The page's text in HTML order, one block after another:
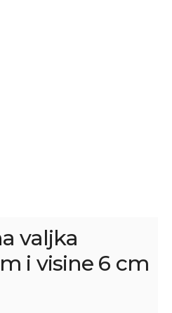
valjka
i visine 6 cm